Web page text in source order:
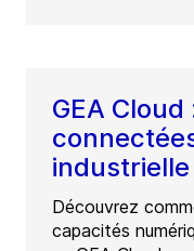
GEA
industrielle
Découvrez
capacités